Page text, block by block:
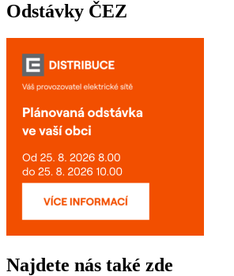
Odstávky ČEZ
Najdete nás také zde